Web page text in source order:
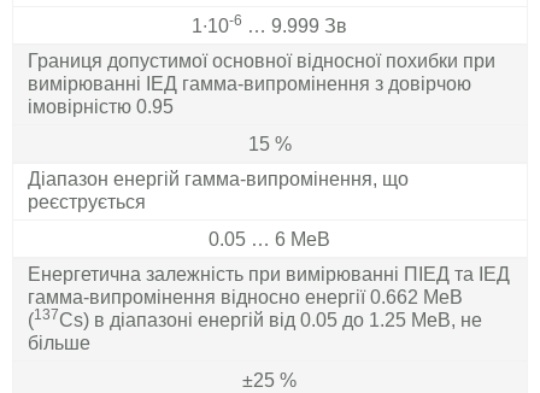
1∙10-6 … 9.999 Зв
Границя допустимої основної відносної похибки при
вимірюванні ІЕД гамма-випромінення з довірчою
імовірністю 0.95
15 %
Діапазон енергій гамма-випромінення, що
реєструється
0.05 … 6 МеВ
Енергетична залежність при вимірюванні ПІЕД та ІЕД
гамма-випромінення відносно енергії 0.662 МеВ
(137Cs) в діапазоні енергій від 0.05 до 1.25 МеВ, не
більше
±25 %